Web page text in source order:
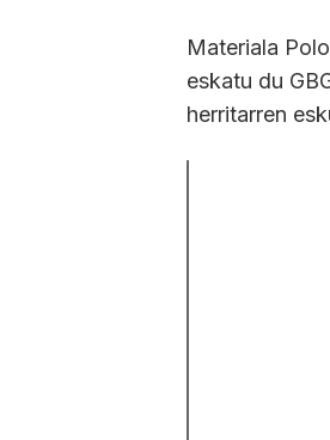
Materiala
eskatu du
herritarren